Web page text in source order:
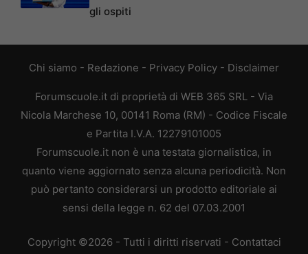
gli ospiti
Chi siamo - Redazione - Privacy Policy - Disclaimer
Forumscuole.it di proprietà di WEB 365 SRL - Via
Nicola Marchese 10, 00141 Roma (RM) - Codice Fiscale
e Partita I.V.A. 12279101005
Forumscuole.it non è una testata giornalistica, in
quanto viene aggiornato senza alcuna periodicità. Non
può pertanto considerarsi un prodotto editoriale ai
sensi della legge n. 62 del 07.03.2001
Copyright ©2026 - Tutti i diritti riservati - Contattaci